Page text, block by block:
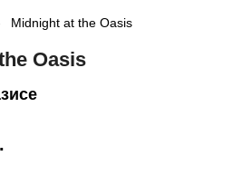
Midnight at the Oasis
Oasis